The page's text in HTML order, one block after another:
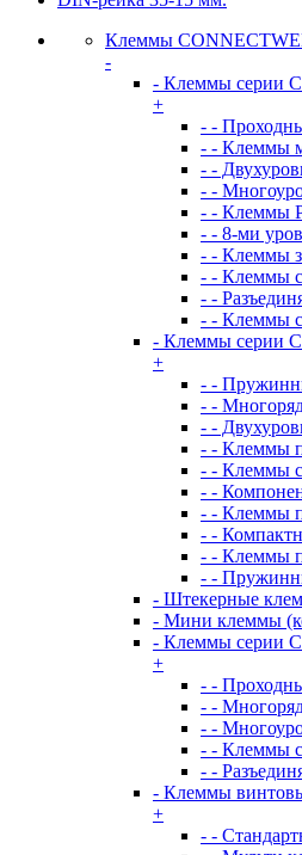
Клеммы
-
- Клеммы серии
+
- -
- - Клеммы
- -
- -
- - Клеммы
- - 8-ми
- - Клеммы
- - Клеммы
- -
- - Клеммы
- Клеммы серии
+
- -
- -
- -
- - Клеммы
- - Клеммы
- -
- - Клеммы
- -
- - Клеммы
- -
- Штекерные
- Мини клеммы
- Клеммы серии
+
- -
- -
- -
- - Клеммы
- -
- Клеммы
+
- -